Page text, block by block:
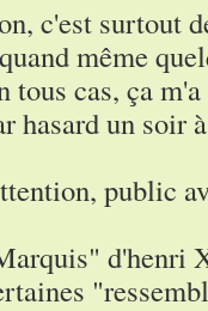
c'est surtout
même
tous cas, ça
hasard un soir
public
d'henri